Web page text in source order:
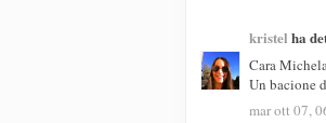
kristel ha
Cara
Un bacione
mar ott 07,